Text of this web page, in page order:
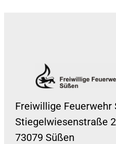
Freiwillige Feuerwehr
Stiegelwiesenstraße 2
73079 Süßen